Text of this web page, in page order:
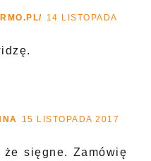
14 LISTOPADA
15 LISTOPADA 2017
sięgne. Zamówię